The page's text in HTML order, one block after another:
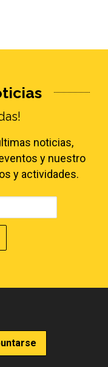
noticias,
y nuestro
y actividades.